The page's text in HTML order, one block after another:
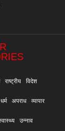
राष्ट्रीय विदेश
धर्म अपराध व्यापार
उन्नाव